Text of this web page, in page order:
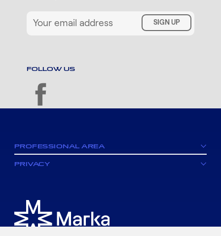
SIGN UP
FOLLOW US
PROFESSIONAL AREA
PRIVACY